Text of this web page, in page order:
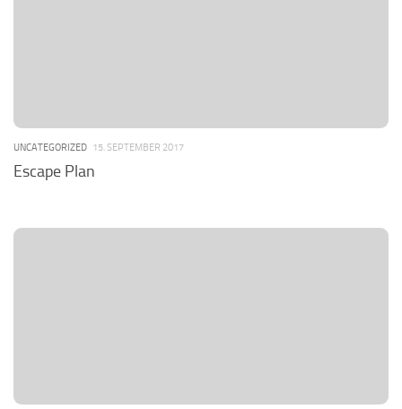
UNCATEGORIZED 15. SEPTEMBER 2017
Escape Plan